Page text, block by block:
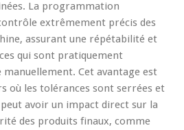
La programmation
extrêmement précis des
assurant une répétabilité et
qui sont pratiquement
Cet avantage est
où les tolérances sont serrées et
avoir un impact direct sur la
des produits finaux, comme